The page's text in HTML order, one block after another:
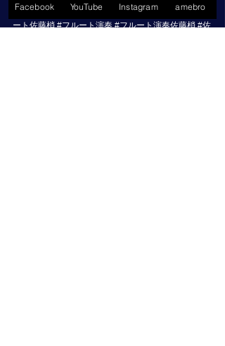
#佐藤梢 #フルート奏者 #フルート奏者佐藤梢 #フル
ート佐藤梢 #フルート演奏 #フルート演奏佐藤梢 #佐
Facebook YouTube Instagram amebro